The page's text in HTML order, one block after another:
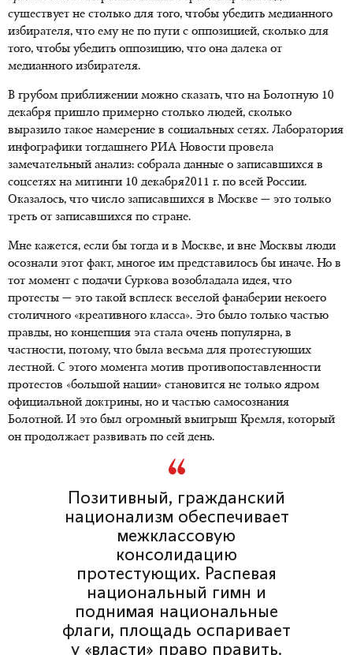
существует не столько для того, чтобы убедить медианного
избирателя, что ему не по пути с оппозицией, сколько для
того, чтобы убедить оппозицию, что она далека от
медианного избирателя.
В грубом приближении можно сказать, что на Болотную 10
декабря пришло примерно столько людей, сколько
выразило такое намерение в социальных сетях. Лаборатория
инфографики тогдашнего РИА Новости провела
замечательный анализ: собрала данные о записавшихся в
соцсетях на митинги 10 декабря2011 г. по всей России.
Оказалось, что число записавшихся в Москве — это только
треть от записавшихся по стране.
Мне кажется, если бы тогда и в Москве, и вне Москвы люди
осознали этот факт, многое им представилось бы иначе. Но в
тот момент с подачи Суркова возобладала идея, что
протесты — это такой всплеск веселой фанаберии некоего
столичного «креативного класса». Это было только частью
правды, но концепция эта стала очень популярна, в
частности, потому, что была весьма для протестующих
лестной. С этого момента мотив противопоставленности
протестов «большой нации» становится не только ядром
официальной доктрины, но и частью самосознания
Болотной. И это был огромный выигрыш Кремля, который
он продолжает развивать по сей день.
Позитивный, гражданский
национализм обеспечивает
межклассовую
консолидацию
протестующих. Распевая
национальный гимн и
поднимая национальные
флаги, площадь оспаривает
у «власти» право править.